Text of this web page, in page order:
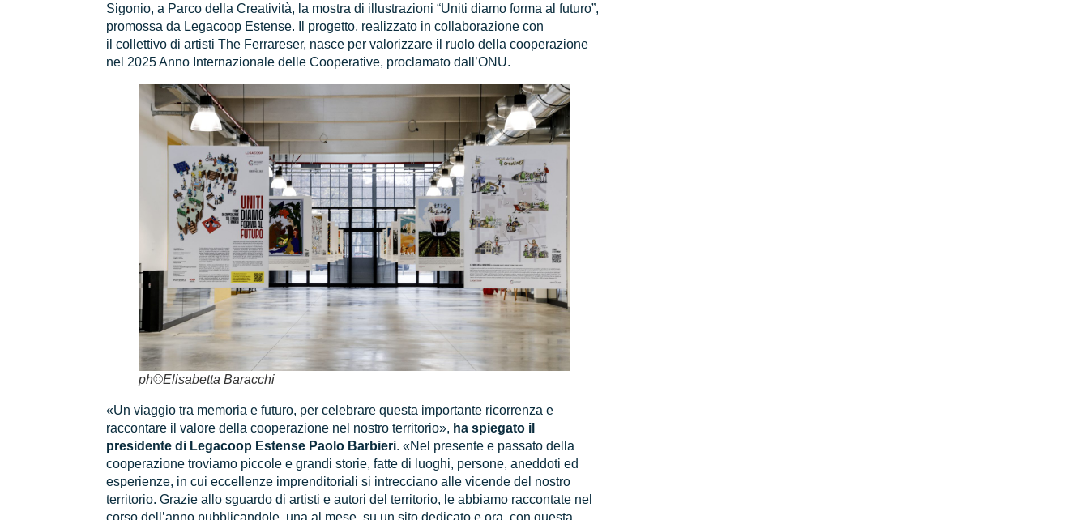
Sigonio, a Parco della Creatività, la mostra di illustrazioni “Uniti diamo forma al futuro”,
promossa da Legacoop Estense. Il progetto, realizzato in collaborazione con
il collettivo di artisti The Ferrareser, nasce per valorizzare il ruolo della cooperazione
nel 2025 Anno Internazionale delle Cooperative, proclamato dall’ONU.
ph©Elisabetta Baracchi
«Un viaggio tra memoria e futuro, per celebrare questa importante ricorrenza e
raccontare il valore della cooperazione nel nostro territorio», ha spiegato il
presidente di Legacoop Estense Paolo Barbieri. «Nel presente e passato della
cooperazione troviamo piccole e grandi storie, fatte di luoghi, persone, aneddoti ed
esperienze, in cui eccellenze imprenditoriali si intrecciano alle vicende del nostro
territorio. Grazie allo sguardo di artisti e autori del territorio, le abbiamo raccontate nel